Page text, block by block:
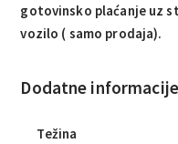
gotovinsko plaćanje uz
vozilo ( samo prodaja).
Dodatne informacije
Težina